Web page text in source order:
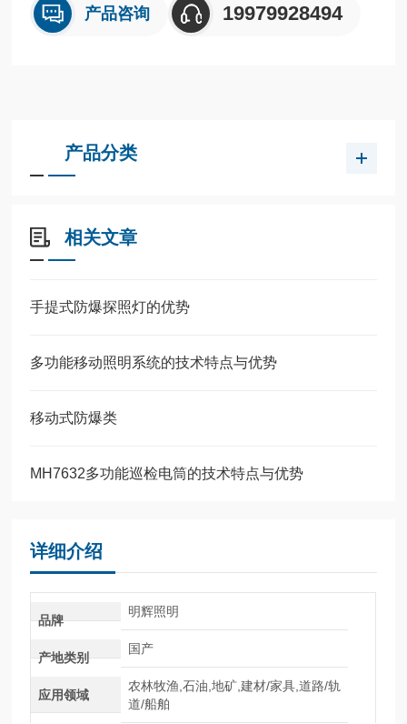
产品咨询 19979928494
产品分类
相关文章
手提式防爆探照灯的优势
多功能移动照明系统的技术特点与优势
移动式防爆类
MH7632多功能巡检电筒的技术特点与优势
详细介绍
品牌
明辉照明
产地类别
国产
应用领域
农林牧渔,石油,地矿,建材/家具,道路/轨
道/船舶